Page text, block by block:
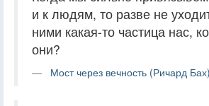
и к людям, то разве не
ними какая-то частица нас,
они?
Мост через вечность (Ричард